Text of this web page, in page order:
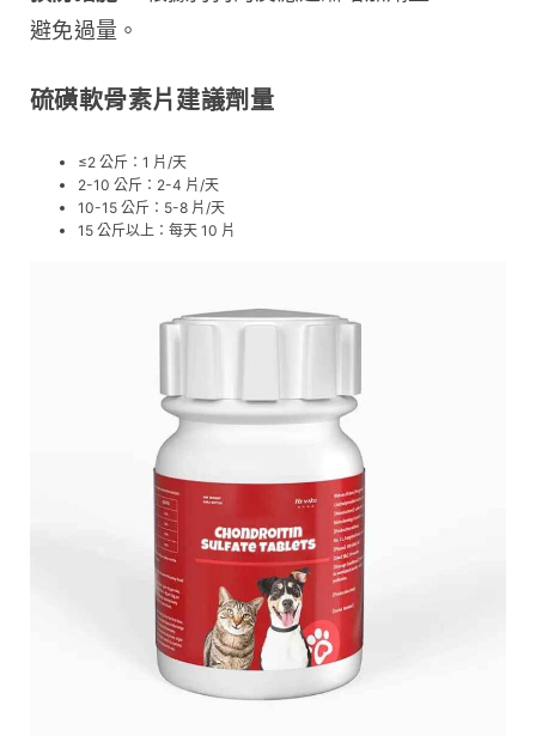
避免過量。
硫磺軟骨素片建議劑量
≤2 公斤：1 片/天
2-10 公斤：2-4 片/天
10-15 公斤：5-8 片/天
15 公斤以上：每天 10 片